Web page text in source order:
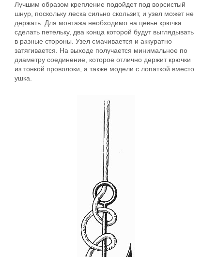
Лучшим образом крепление подойдет под ворсистый
шнур, поскольку леска сильно скользит, и узел может не
держать. Для монтажа необходимо на цевье крючка
сделать петельку, два конца которой будут выглядывать
в разные стороны. Узел смачивается и аккуратно
затягивается. На выходе получается минимальное по
диаметру соединение, которое отлично держит крючки
из тонкой проволоки, а также модели с лопаткой вместо
ушка.